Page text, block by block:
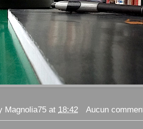
Magnolia75 at 18:42 Aucun